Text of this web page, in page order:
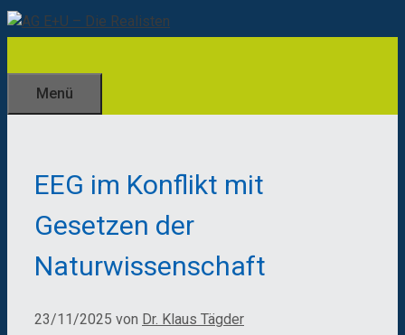
Zum
Inhalt
Menü
EEG im Konflikt mit
Gesetzen der
Naturwissenschaft
23/11/2025 von Dr. Klaus Tägder